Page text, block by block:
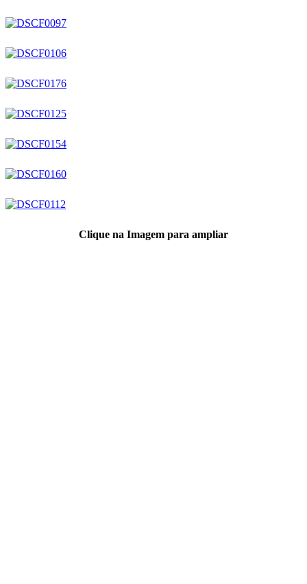
Clique na Imagem para ampliar